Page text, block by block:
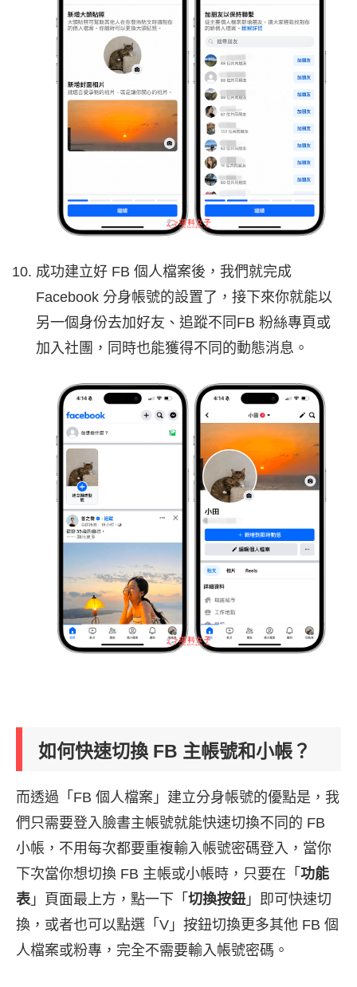
成功建立好 FB 個人檔案後，我們就完成
Facebook 分身帳號的設置了，接下來你就能以
另一個身份去加好友、追蹤不同FB 粉絲專頁或
加入社團，同時也能獲得不同的動態消息。
如何快速切換 FB 主帳號和小帳？
而透過「FB 個人檔案」建立分身帳號的優點是，我
們只需要登入臉書主帳號就能快速切換不同的 FB
小帳，不用每次都要重複輸入帳號密碼登入，當你
下次當你想切換 FB 主帳或小帳時，只要在「 功能
表 」頁面最上方，點一下「 切換按鈕 」即可快速切
換，或者也可以點選「V」按鈕切換更多其他 FB 個
人檔案或粉專，完全不需要輸入帳號密碼。